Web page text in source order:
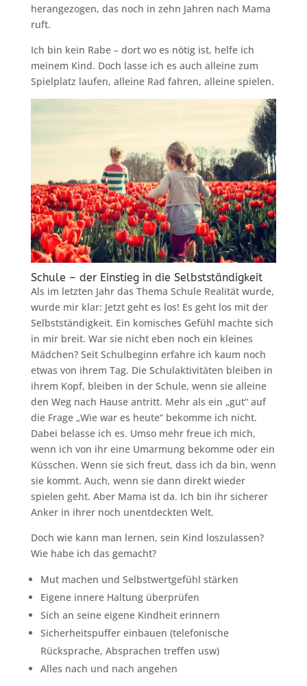
herangezogen, das noch in zehn Jahren nach Mama
ruft.
Ich bin kein Rabe – dort wo es nötig ist, helfe ich
meinem Kind. Doch lasse ich es auch alleine zum
Spielplatz laufen, alleine Rad fahren, alleine spielen.
Schule – der Einstieg in die Selbstständigkeit
Als im letzten Jahr das Thema Schule Realität wurde,
wurde mir klar: Jetzt geht es los! Es geht los mit der
Selbstständigkeit. Ein komisches Gefühl machte sich
in mir breit. War sie nicht eben noch ein kleines
Mädchen? Seit Schulbeginn erfahre ich kaum noch
etwas von ihrem Tag. Die Schulaktivitäten bleiben in
ihrem Kopf, bleiben in der Schule, wenn sie alleine
den Weg nach Hause antritt. Mehr als ein „gut“ auf
die Frage „Wie war es heute“ bekomme ich nicht.
Dabei belasse ich es. Umso mehr freue ich mich,
wenn ich von ihr eine Umarmung bekomme oder ein
Küsschen. Wenn sie sich freut, dass ich da bin, wenn
sie kommt. Auch, wenn sie dann direkt wieder
spielen geht. Aber Mama ist da. Ich bin ihr sicherer
Anker in ihrer noch unentdeckten Welt.
Doch wie kann man lernen, sein Kind loszulassen?
Wie habe ich das gemacht?
Mut machen und Selbstwertgefühl stärken
Eigene innere Haltung überprüfen
Sich an seine eigene Kindheit erinnern
Sicherheitspuffer einbauen (telefonische
Rücksprache, Absprachen treffen usw)
Alles nach und nach angehen